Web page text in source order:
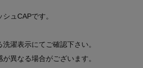
ュCAPです。
濯表示にてご確認下さい。
異なる場合がございます。